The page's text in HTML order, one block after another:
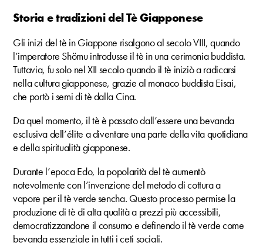
Storia e tradizioni del Tè Giapponese
Gli inizi del tè in Giappone risalgono al secolo VIII, quando
l’imperatore Shömu introdusse il tè in una cerimonia buddista.
Tuttavia, fu solo nel XII secolo quando il tè iniziò a radicarsi
nella cultura giapponese, grazie al monaco buddista Eisai,
che portò i semi di tè dalla Cina.
Da quel momento, il tè è passato dall’essere una bevanda
esclusiva dell’élite a diventare una parte della vita quotidiana
e della spiritualità giapponese.
Durante l’epoca Edo, la popolarità del tè aumentò
notevolmente con l’invenzione del metodo di cottura a
vapore per il tè verde sencha. Questo processo permise la
produzione di tè di alta qualità a prezzi più accessibili,
democratizzandone il consumo e definendo il tè verde come
bevanda essenziale in tutti i ceti sociali.